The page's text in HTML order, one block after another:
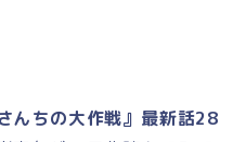
んちの大作戦』最新話28